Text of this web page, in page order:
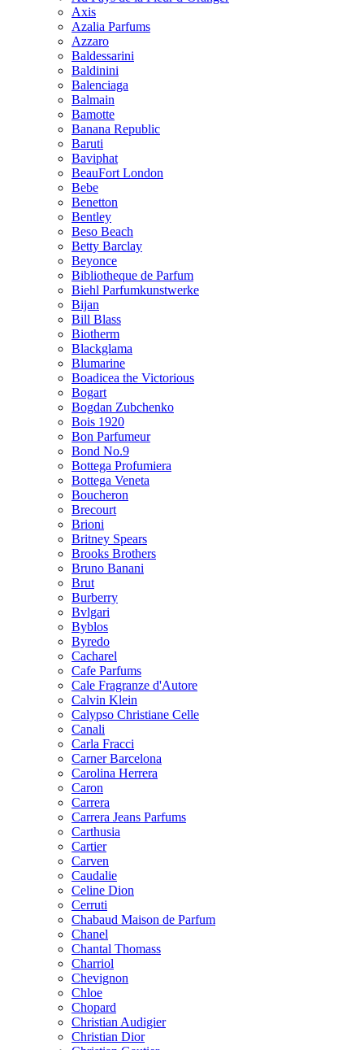
Axis
Azalia Parfums
Azzaro
Baldessarini
Baldinini
Balenciaga
Balmain
Bamotte
Banana Republic
Baruti
Baviphat
BeauFort London
Bebe
Benetton
Bentley
Beso Beach
Betty Barclay
Beyonce
Bibliotheque de Parfum
Biehl Parfumkunstwerke
Bijan
Bill Blass
Biotherm
Blackglama
Blumarine
Boadicea the Victorious
Bogart
Bogdan Zubchenko
Bois 1920
Bon Parfumeur
Bond No.9
Bottega Profumiera
Bottega Veneta
Boucheron
Brecourt
Brioni
Britney Spears
Brooks Brothers
Bruno Banani
Brut
Burberry
Bvlgari
Byblos
Byredo
Cacharel
Cafe Parfums
Cale Fragranze d'Autore
Calvin Klein
Calypso Christiane Celle
Canali
Carla Fracci
Carner Barcelona
Carolina Herrera
Caron
Carrera
Carrera Jeans Parfums
Carthusia
Cartier
Carven
Caudalie
Celine Dion
Cerruti
Chabaud Maison de Parfum
Chanel
Chantal Thomass
Charriol
Chevignon
Chloe
Chopard
Christian Audigier
Christian Dior